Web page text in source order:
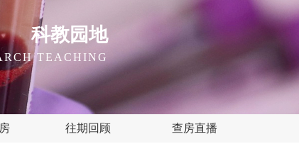
科教园地
TEACHING
往期回顾 查房直播